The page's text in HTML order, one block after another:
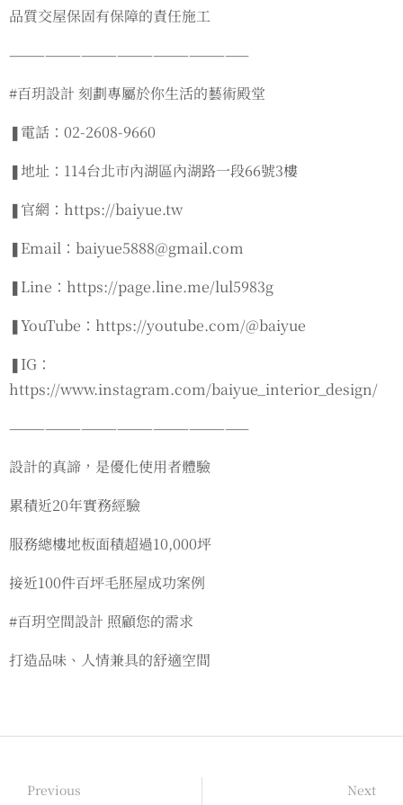
品質交屋保固有保障的責任施工
————————————————————
#百玥設計 刻劃專屬於你生活的藝術殿堂
❚電話：02-2608-9660
❚地址：114台北市內湖區內湖路一段66號3樓
❚官網：https://baiyue.tw
❚Email：baiyue5888@gmail.com
❚Line：https://page.line.me/lul5983g
❚YouTube：https://youtube.com/@baiyue
❚IG：
https://www.instagram.com/baiyue_interior_design/
————————————————————
設計的真諦，是優化使用者體驗
累積近20年實務經驗
服務總樓地板面積超過10,000坪
接近100件百坪毛胚屋成功案例
#百玥空間設計 照顧您的需求
打造品味、人情兼具的舒適空間
Previous
Next